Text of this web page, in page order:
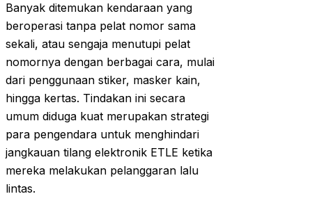
Banyak ditemukan kendaraan yang
beroperasi tanpa pelat nomor sama
sekali, atau sengaja menutupi pelat
nomornya dengan berbagai cara, mulai
dari penggunaan stiker, masker kain,
hingga kertas. Tindakan ini secara
umum diduga kuat merupakan strategi
para pengendara untuk menghindari
jangkauan tilang elektronik ETLE ketika
mereka melakukan pelanggaran lalu
lintas.